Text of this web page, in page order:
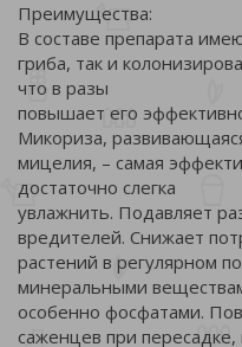
Преимущества:
В составе препарата
гриба, так и
что в разы
повышает его
Микориза,
мицелия, – самая
достаточно слегка
увлажнить. Подавляет
вредителей. Снижает
растений в регулярном
минеральными
особенно фосфатами.
саженцев при пересадке,